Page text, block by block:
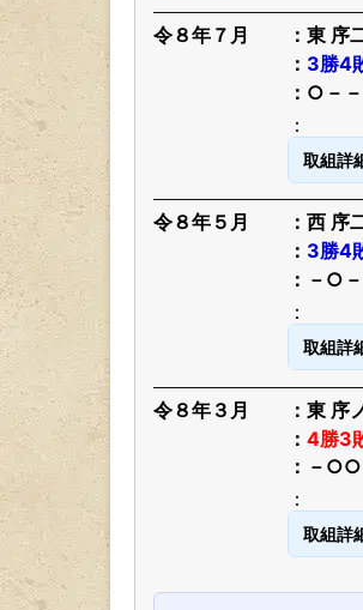
令８年７月 東 序
3勝4
○－
取組詳
令８年５月 西 序
3勝4
－○
取組詳
令８年３月 東 序
4勝3
－
取組詳